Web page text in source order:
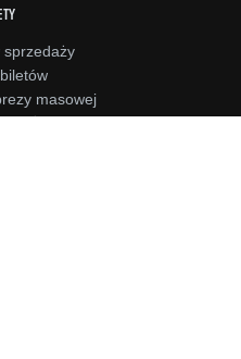
sprzedaży
masowej
biletów